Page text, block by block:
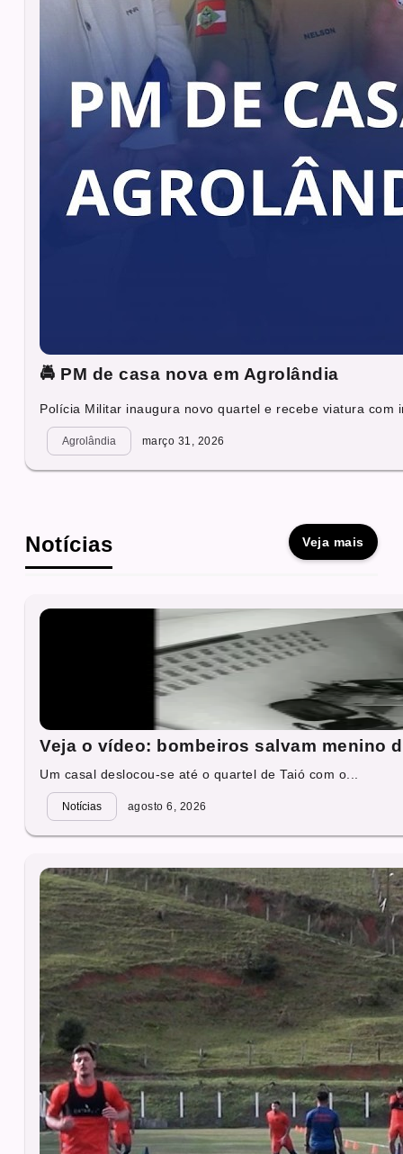
🚔 PM de casa nova em Agrolândia
Polícia Militar inaugura novo quartel e recebe viatura com
Agrolândia março 31, 2026
Notícias Veja mais
Veja o vídeo: bombeiros salvam menino
Um casal deslocou-se até o quartel de Taió com o...
Notícias agosto 6, 2026